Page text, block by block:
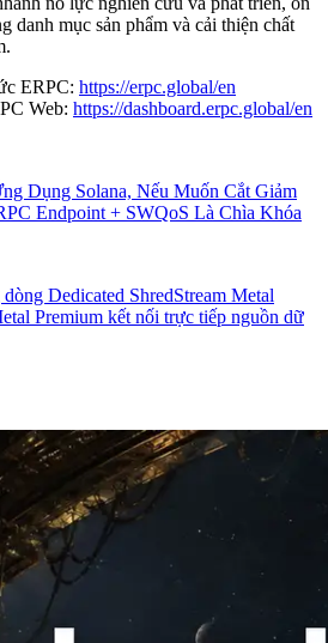
danh mục sản phẩm và cải thiện chất
ERPC: https://erpc.global/en
Web: https://dashboard.erpc.global/en
Dụng Solana, Nếu Muốn Cắt Giảm
Endpoint + SWQoS Là Chìa Khóa
Dedicated ShredStream Metal
Premium kết nối trực tiếp nguồn dữ